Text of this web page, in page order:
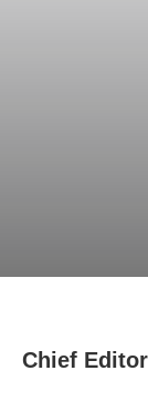
Chief